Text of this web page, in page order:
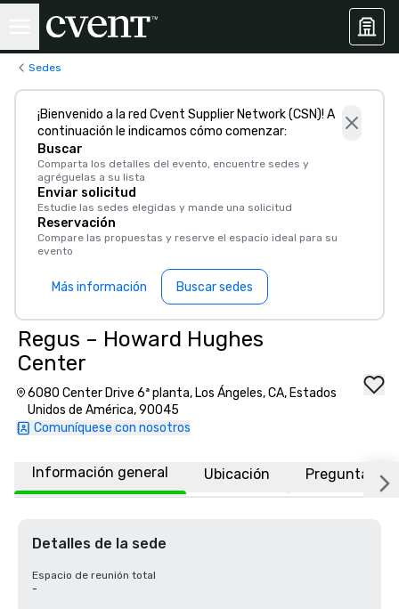
Sedes
¡Bienvenido a la red Cvent Supplier Network (CSN)! A
continuación le indicamos cómo comenzar:
Buscar
Comparta los detalles del evento, encuentre sedes y
agréguelas a su lista
Enviar solicitud
Estudie las sedes elegidas y mande una solicitud
Reservación
Compare las propuestas y reserve el espacio ideal para su
evento
Más información Buscar sedes
Regus – Howard Hughes
Center
6080 Center Drive 6ª planta, Los Ángeles, CA, Estados
Unidos de América, 90045
Comuníquese con nosotros
Información general Ubicación Preguntas
Detalles de la sede
Espacio de reunión total
-